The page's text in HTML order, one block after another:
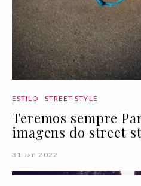
ESTILO STREET STYLE
Teremos sempre
imagens do street
31 Jan 2022